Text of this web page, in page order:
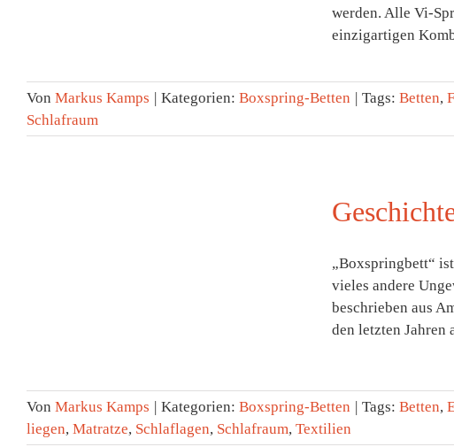
werden. Alle Vi-
einzigartigen
Von Markus Kamps | Kategorien: Boxspring-Betten | Tags: Betten,
Schlafraum
„Boxspringbett“
vieles andere
beschrieben aus
den letzten
Von Markus Kamps | Kategorien: Boxspring-Betten | Tags: Betten,
liegen, Matratze, Schlaflagen, Schlafraum, Textilien